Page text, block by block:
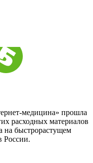
медицина» прошла
расходных материалов
на быстрорастущем
России.